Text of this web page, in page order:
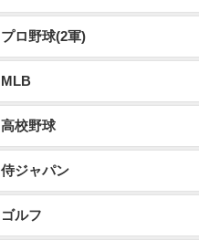
プロ野球(2軍)
MLB
高校野球
侍ジャパン
ゴルフ